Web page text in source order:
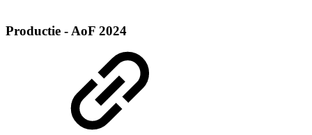
Productie - AoF 2024